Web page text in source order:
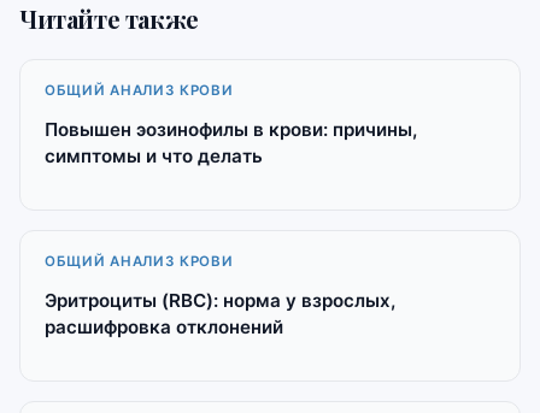
Читайте также
ОБЩИЙ АНАЛИЗ КРОВИ
Повышен эозинофилы в крови: причины,
симптомы и что делать
ОБЩИЙ АНАЛИЗ КРОВИ
Эритроциты (RBC): норма у взрослых,
расшифровка отклонений